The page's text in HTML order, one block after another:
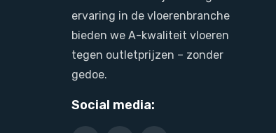
ervaring in de vloerenbranche
bieden we A-kwaliteit vloeren
tegen outletprijzen – zonder
gedoe.
Social media: